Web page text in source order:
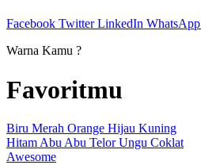
Facebook Twitter LinkedIn WhatsApp
Warna Kamu ?
Favoritmu
Biru Merah Orange Hijau Kuning
Hitam Abu Abu Telor Ungu Coklat
Awesome